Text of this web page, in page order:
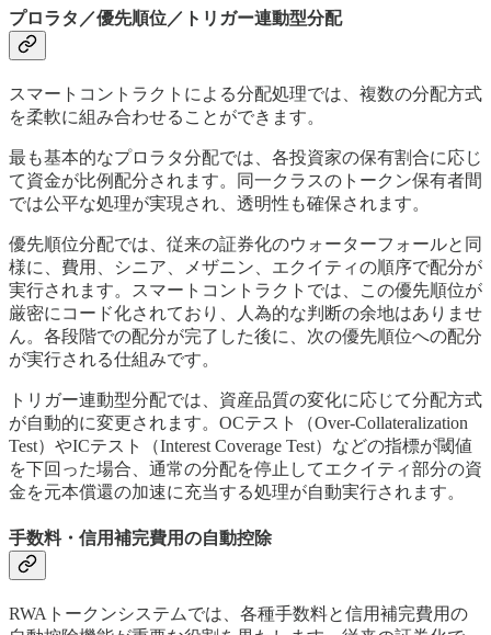
プロラタ／優先順位／トリガー連動型分配
スマートコントラクトによる分配処理では、複数の分配方式
を柔軟に組み合わせることができます。
最も基本的なプロラタ分配では、各投資家の保有割合に応じ
て資金が比例配分されます。同一クラスのトークン保有者間
では公平な処理が実現され、透明性も確保されます。
優先順位分配では、従来の証券化のウォーターフォールと同
様に、費用、シニア、メザニン、エクイティの順序で配分が
実行されます。スマートコントラクトでは、この優先順位が
厳密にコード化されており、人為的な判断の余地はありませ
ん。各段階での配分が完了した後に、次の優先順位への配分
が実行される仕組みです。
トリガー連動型分配では、資産品質の変化に応じて分配方式
が自動的に変更されます。OCテスト（Over-Collateralization
Test）やICテスト（Interest Coverage Test）などの指標が閾値
を下回った場合、通常の分配を停止してエクイティ部分の資
金を元本償還の加速に充当する処理が自動実行されます。
手数料・信用補完費用の自動控除
RWAトークンシステムでは、各種手数料と信用補完費用の